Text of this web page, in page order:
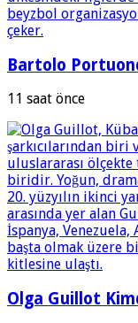
Bartolo
11 saat önce
Olga Guillot